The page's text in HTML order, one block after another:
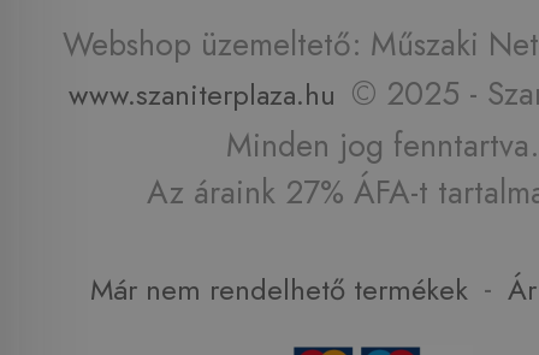
Webshop üzemeltető: Műszaki
www.szaniterplaza.hu © 2025 -
Minden jog fenntartva.
Az áraink 27% ÁFA-t
Már nem rendelhető termékek -